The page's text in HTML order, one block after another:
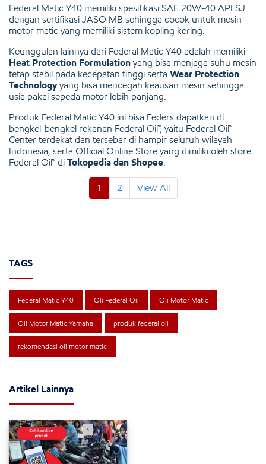
Federal Matic Y40 memiliki spesifikasi SAE 20W-40 API SJ
dengan sertifikasi JASO MB sehingga cocok untuk mesin
motor matic yang memiliki sistem kopling kering.
Keunggulan lainnya dari Federal Matic Y40 adalah memiliki
Heat Protection Formulation yang bisa menjaga suhu mesin
tetap stabil pada kecepatan tinggi serta Wear Protection
Technologyyang bisa mencegah keausan mesin sehingga
usia pakai sepeda motor lebih panjang.
Produk Federal Matic Y40 ini bisa Feders dapatkan di
bengkel-bengkel rekanan Federal Oil™, yaitu Federal Oil™
Center terdekat dan tersebar di hampir seluruh wilayah
Indonesia, serta Official Online Store yang dimiliki oleh store
Federal Oil™ di Tokopedia dan Shopee
1 2 View All
TAGS
Federal Matic Y40 Oli Federal Oil Oli Motor Matic
Oli Motor Matic Yamaha produk federal oil
rekomendasi oli motor matic
Artikel Lainnya
x